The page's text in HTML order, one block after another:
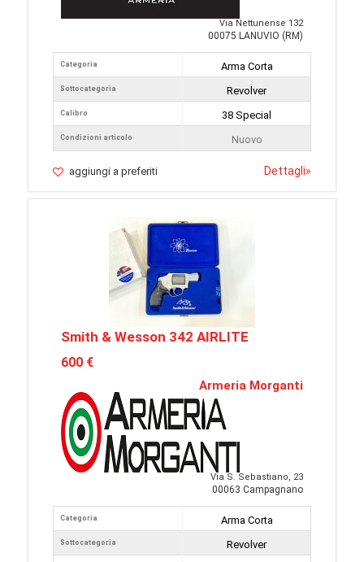
Via Nettunense 132
00075 LANUVIO (RM)
Categoria
Sottocategoria
Calibro
Condizioni articolo
Arma Corta
Revolver
38 Special
Nuovo
aggiungi a preferiti Dettagli»
Smith & Wesson 342 AIRLITE
600 €
Armeria Morganti
Via S. Sebastiano, 23
00063 Campagnano
Categoria
Sottocategoria
Arma Corta
Revolver